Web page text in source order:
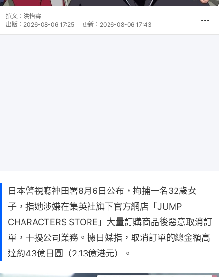
撰文： 洪怡霖
出版： 2026-08-06 17:25 更新： 2026-08-06 17:43
日本警視廳神田署8月6日公布，拘捕一名32歲女
子，指她涉嫌在集英社旗下官方網店「JUMP
CHARACTERS STORE」大量訂購商品後惡意取消訂
單，干擾公司業務。據日媒指，取消訂單的總金額高
達約43億日圓（2.13億港元）。